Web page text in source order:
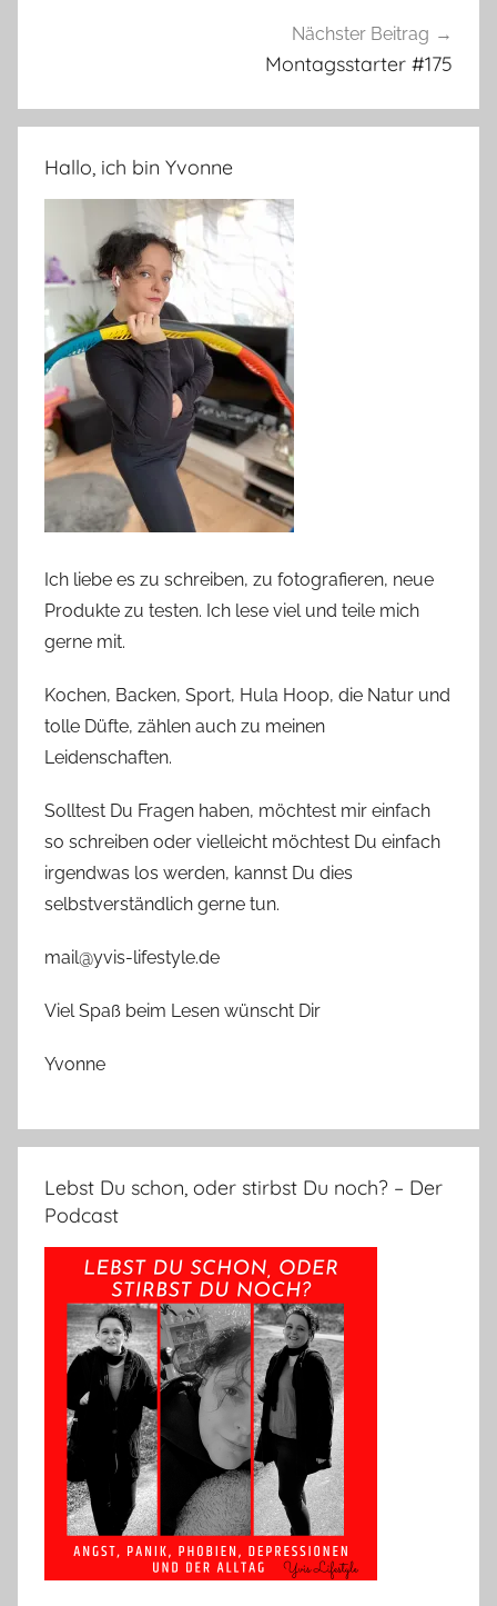
Nächster Beitrag
Montagsstarter #175
Hallo, ich bin Yvonne
Ich liebe es zu schreiben, zu fotografieren, neue
Produkte zu testen. Ich lese viel und teile mich
gerne mit.
Kochen, Backen, Sport, Hula Hoop, die Natur und
tolle Düfte, zählen auch zu meinen
Leidenschaften.
Solltest Du Fragen haben, möchtest mir einfach
so schreiben oder vielleicht möchtest Du einfach
irgendwas los werden, kannst Du dies
selbstverständlich gerne tun.
mail@yvis-lifestyle.de
Viel Spaß beim Lesen wünscht Dir
Yvonne
Lebst Du schon, oder stirbst Du noch? – Der
Podcast